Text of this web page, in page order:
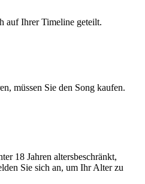
auf Ihrer Timeline geteilt.
müssen Sie den Song kaufen.
18 Jahren altersbeschränkt,
Sie sich an, um Ihr Alter zu